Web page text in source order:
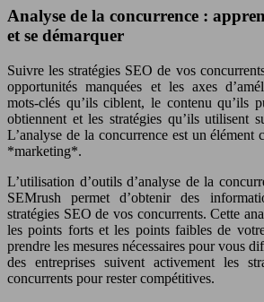
Analyse de la concurrence :
et se démarquer
Suivre les stratégies SEO de vos
opportunités manquées et les axes
mots-clés qu’ils ciblent, le contenu qu’ils
obtiennent et les stratégies qu’ils utilisent
L’analyse de la concurrence est un élément
*marketing*.
L’utilisation d’outils d’analyse de la
SEMrush permet d’obtenir des
stratégies SEO de vos concurrents. Cette
les points forts et les points faibles de
prendre les mesures nécessaires pour vous
des entreprises suivent activement les
concurrents pour rester compétitives.